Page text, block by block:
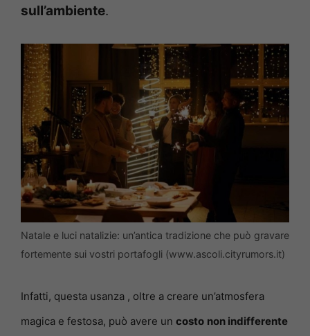
sull’ambiente.
Natale e luci natalizie: un’antica tradizione che può gravare
fortemente sui vostri portafogli (www.ascoli.cityrumors.it)
Infatti, questa usanza , oltre a creare un’atmosfera
magica e festosa, può avere un costo non indifferente